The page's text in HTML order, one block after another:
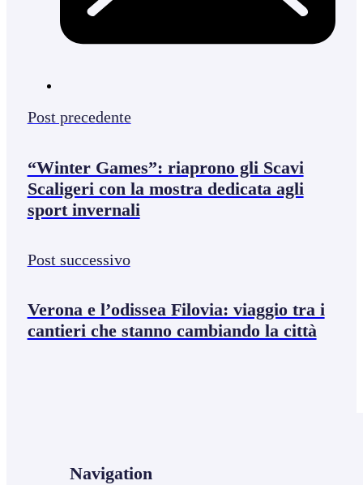
Post precedente
“Winter Games”: riaprono gli Scavi
Scaligeri con la mostra dedicata agli
sport invernali
Post successivo
Verona e l’odissea Filovia: viaggio tra i
cantieri che stanno cambiando la città
Navigation